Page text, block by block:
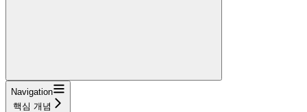
Navigation
핵심 개념